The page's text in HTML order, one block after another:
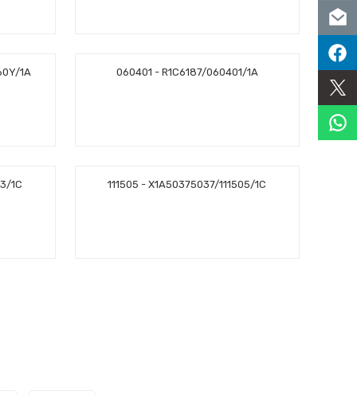
1A 060401 - R1C6187/060401/1A
1C 111505 - X1A50375037/111505/1C